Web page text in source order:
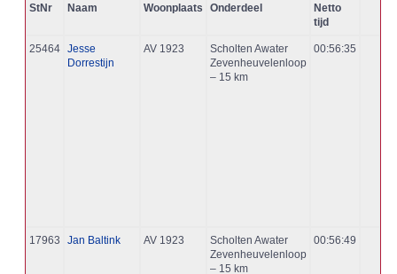
StNr Naam Woonplaats Onderdeel
Netto
tijd
25464
Jesse
Dorrestijn
AV 1923
Scholten Awater
Zevenheuvelenloop
– 15 km
00:56:35
17963 Jan Baltink AV 1923
Scholten Awater
Zevenheuvelenloop
– 15 km
00:56:49